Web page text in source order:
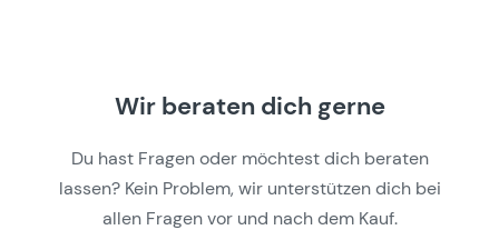
Wir beraten dich gerne
Du hast Fragen oder möchtest dich beraten
lassen? Kein Problem, wir unterstützen dich bei
allen Fragen vor und nach dem Kauf.